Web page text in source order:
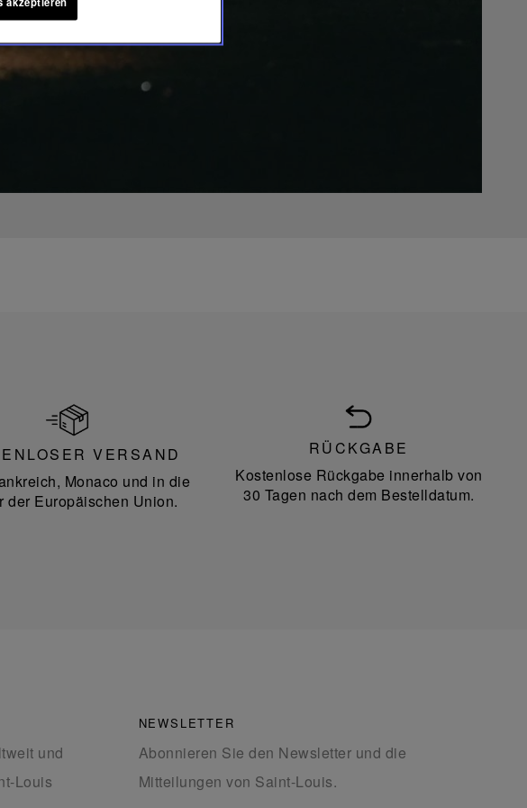
VERSAND
Monaco und in die
der Europäischen Union.
RÜCKGABE
Kostenlose Rückgabe innerhalb von
30 Tagen nach dem Bestelldatum.
und
Louis
NEWSLETTER
Abonnieren Sie den Newsletter und die
Mitteilungen von Saint-Louis.